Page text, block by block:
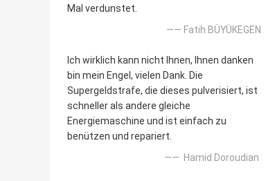
Mal verdunstet.
—— Fatih BÜYÜKEGEN
Ich wirklich kann nicht Ihnen, Ihnen danken
bin mein Engel, vielen Dank. Die
Supergeldstrafe, die dieses pulverisiert, ist
schneller als andere gleiche
Energiemaschine und ist einfach zu
benützen und repariert.
—— Hamid Doroudian